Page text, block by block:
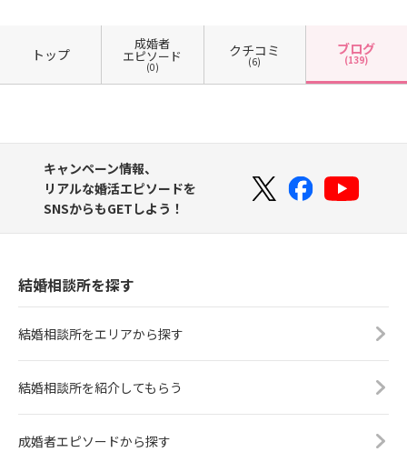
トップ
成婚者
エピソード
(0)
クチコミ
(6)
ブログ
(139)
キャンペーン情報、
リアルな婚活エピソードを
SNSからもGETしよう！
結婚相談所を探す
結婚相談所をエリアから探す
結婚相談所を紹介してもらう
成婚者エピソードから探す